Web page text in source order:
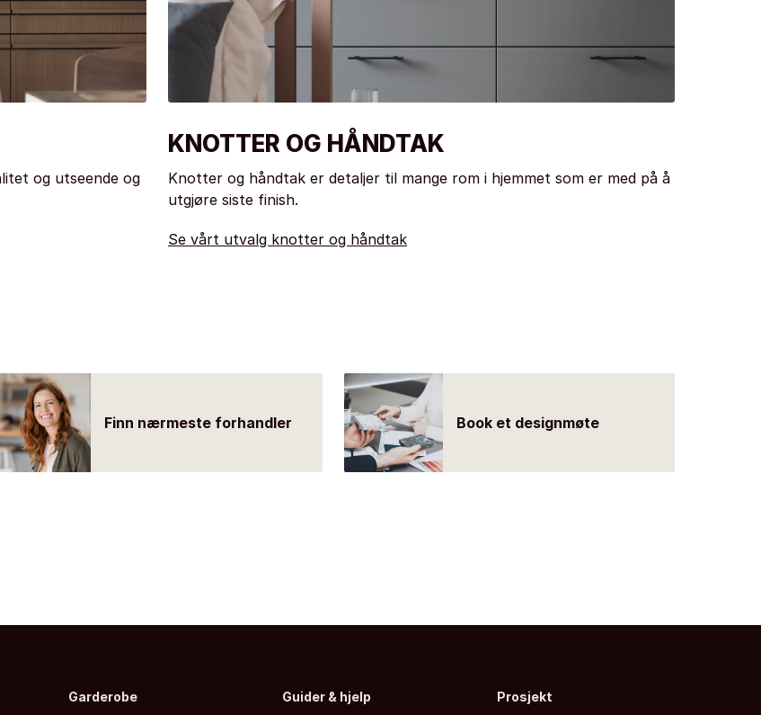
og utseende og
KNOTTER OG HÅNDTAK
Knotter og håndtak er detaljer til mange rom i hjemmet som er med på å
utgjøre siste finish.
Se vårt utvalg knotter og håndtak
Finn nærmeste forhandler Book et designmøte
Garderobe Guider & hjelp Prosjekt